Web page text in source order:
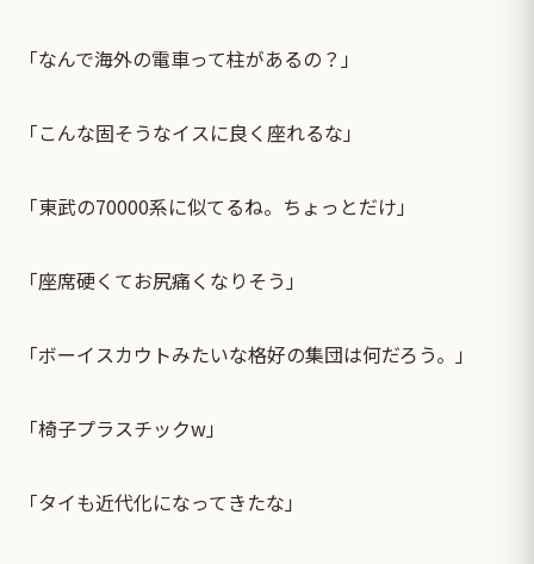
「なんで海外の電車って柱があるの？」
「こんな固そうなイスに良く座れるな」
「東武の70000系に似てるね。ちょっとだけ」
「座席硬くてお尻痛くなりそう」
「ボーイスカウトみたいな格好の集団は何だろう。」
「椅子プラスチックw」
「タイも近代化になってきたな」